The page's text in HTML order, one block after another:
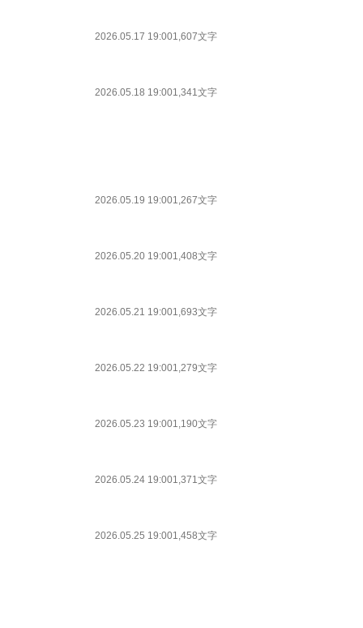
2026.05.17 19:001,607文字
2026.05.18 19:001,341文字
2026.05.19 19:001,267文字
2026.05.20 19:001,408文字
2026.05.21 19:001,693文字
2026.05.22 19:001,279文字
2026.05.23 19:001,190文字
2026.05.24 19:001,371文字
2026.05.25 19:001,458文字